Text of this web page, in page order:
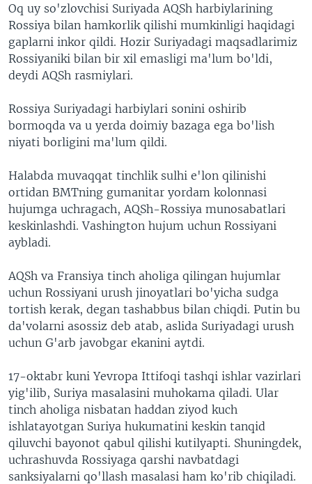
Oq uy so'zlovchisi Suriyada AQSh harbiylarining
Rossiya bilan hamkorlik qilishi mumkinligi haqidagi
gaplarni inkor qildi. Hozir Suriyadagi maqsadlarimiz
Rossiyaniki bilan bir xil emasligi ma'lum bo'ldi,
deydi AQSh rasmiylari.
Rossiya Suriyadagi harbiylari sonini oshirib
bormoqda va u yerda doimiy bazaga ega bo'lish
niyati borligini ma'lum qildi.
Halabda muvaqqat tinchlik sulhi e'lon qilinishi
ortidan BMTning gumanitar yordam kolonnasi
hujumga uchragach, AQSh-Rossiya munosabatlari
keskinlashdi. Vashington hujum uchun Rossiyani
aybladi.
AQSh va Fransiya tinch aholiga qilingan hujumlar
uchun Rossiyani urush jinoyatlari bo'yicha sudga
tortish kerak, degan tashabbus bilan chiqdi. Putin bu
da'volarni asossiz deb atab, aslida Suriyadagi urush
uchun G'arb javobgar ekanini aytdi.
17-oktabr kuni Yevropa Ittifoqi tashqi ishlar vazirlari
yig'ilib, Suriya masalasini muhokama qiladi. Ular
tinch aholiga nisbatan haddan ziyod kuch
ishlatayotgan Suriya hukumatini keskin tanqid
qiluvchi bayonot qabul qilishi kutilyapti. Shuningdek,
uchrashuvda Rossiyaga qarshi navbatdagi
sanksiyalarni qo'llash masalasi ham ko'rib chiqiladi.